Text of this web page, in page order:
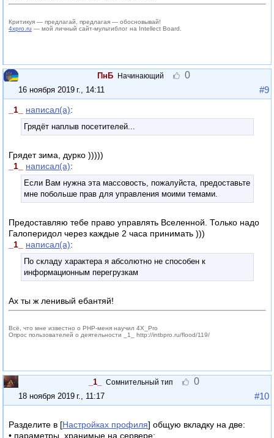
Критикуя — предлагай, предлагая — обосновывай!
4xpro.ru — мой личный сайт-мультиблог на Intellect Board.
ПнБ Начинающий 0
16 ноября 2019 г., 14:11 #9
_1_ написал(а):
Грядёт наплыв посетителей...
Грядет зима, дурко )))))
_1_
написал(а):
Если Вам нужна эта массовость, пожалуйста, предоставьте
мне побольше прав для управления моими темами.
Предоставляю тебе право управлять Вселенной. Только надо
Галоперидол через каждые 2 часа принимать )))
_1_
написал(а):
По складу характера я абсолютно не способен к
информационным перегрузкам
Ах ты ж ленивый ебантяй!
Всё, что мне известно о PHP-меня научил 4X_Pro
Опрос пользователей о деятельности _1_ http://intbpro.ru/flood/119/
_1_ Сомнительный тип 0
18 ноября 2019 г., 11:17 #10
Разделите в [Настройках профиля] общую вкладку на две:
• параметры, хранимые на сервере;